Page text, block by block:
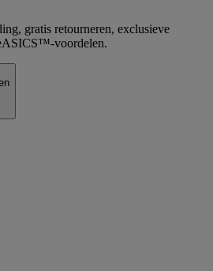
gratis retourneren, exclusieve
voordelen.